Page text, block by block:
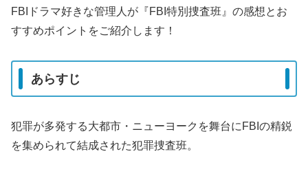
FBIドラマ好きな管理人が『FBI特別捜査班』の感想とお
すすめポイントをご紹介します！
あらすじ
犯罪が多発する大都市・ニューヨークを舞台にFBIの精鋭
を集められて結成された犯罪捜査班。